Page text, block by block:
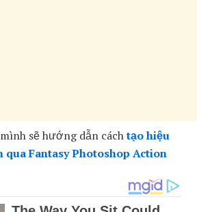
sẽ hướng dẫn cáchtạo hiệu
Fantasy Photoshop Action